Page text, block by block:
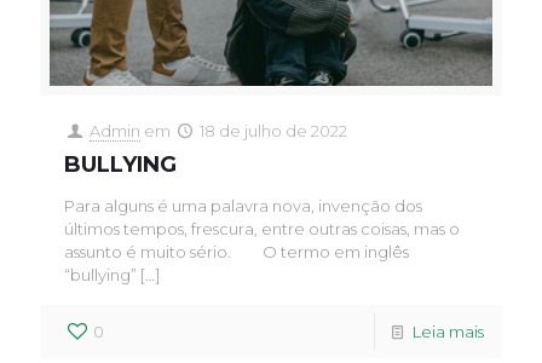
Admin em 18 de julho de 2022
BULLYING
Para alguns é uma palavra nova, invenção dos
últimos tempos, frescura, entre outras coisas, mas o
assunto é muito sério.⠀ ⠀ O termo em inglês
“bullying” […]
0 Leia mais